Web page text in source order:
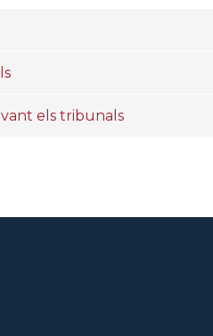
els tribunals